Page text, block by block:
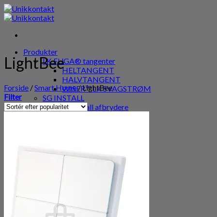
Fortsæt
til
Produkter
LK FUGA® tangenter
HELTANGENT
HALVTANGENT
WISER™ LK SVAGSTRØM
SG INSTALL
SG Install afbrydere
Kurv0
LightBee
Forside /Smart Home/LightBee
Filter